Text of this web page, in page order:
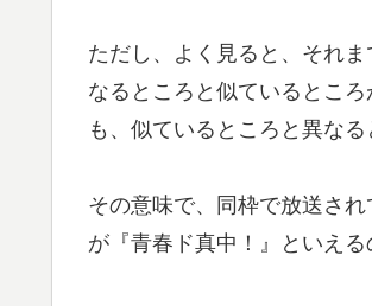
ただし、よく見ると、それ
なるところと似ているとこ
も、似ているところと異なる
その意味で、同枠で放送さ
が『青春ド真中！』といえる